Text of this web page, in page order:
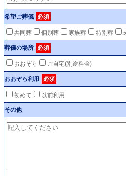
希望ご葬儀 必須
共同葬 個別葬 家族葬 特別葬
葬儀の場所 必須
おおぞら ご自宅(別途料金)
おおぞら利用 必須
初めて 以前利用
その他